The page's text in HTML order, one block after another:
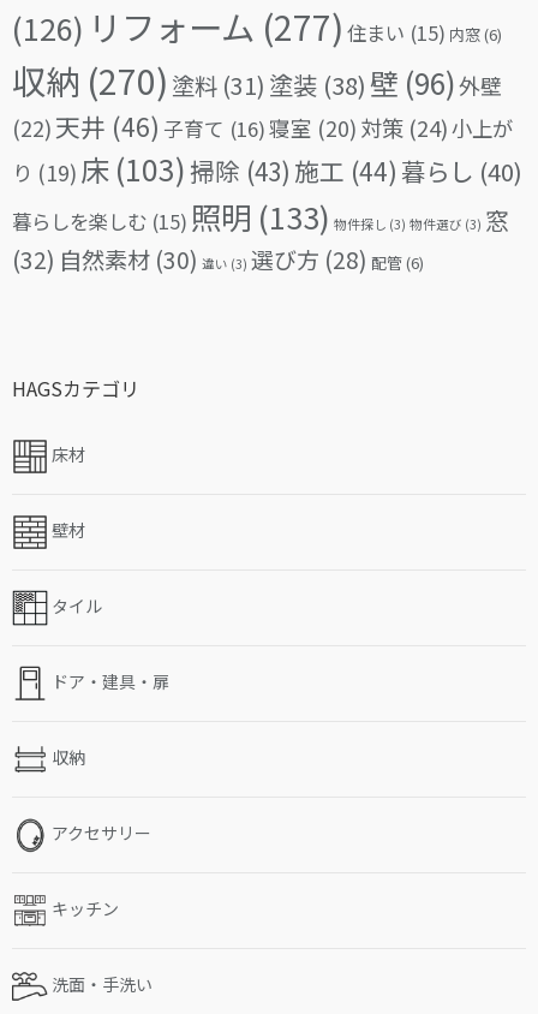
(126) リフォーム (277) 住まい (15) 内窓(6)
収納 (270) 塗料 (31) 塗装 (38) 壁 (96)外壁
(22)天井 (46) 子育て (16)寝室 (20) 対策 (24)小上が
り (19) 床 (103)掃除 (43) 施工 (44) 暮らし (40)
暮らしを楽しむ (15) 照明 (133) 物件探し (3) 物件選び (3) 窓
(32) 自然素材 (30) 違い (3) 選び方 (28) 配管(6)
HAGSカテゴリ
床材
壁材
タイル
ドア・建具・扉
収納
アクセサリー
キッチン
洗面・手洗い